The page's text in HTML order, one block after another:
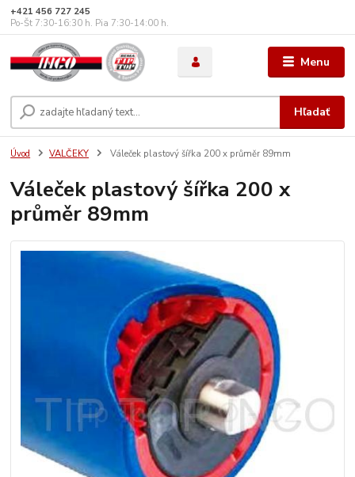
Menu
Hľadať
+421 456 727 245
Po-Št 7:30-16:30 h. Pia 7:30-14:00 h.
Úvod VALČEKY Váleček plastový šířka 200 x průměr 89mm
Váleček plastový šířka 200 x
průměr 89mm